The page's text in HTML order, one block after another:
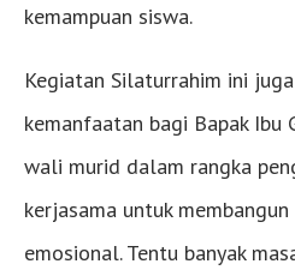
kemampuan siswa.
Kegiatan Silaturrahim ini
kemanfaatan bagi Bapak Ibu
wali murid dalam rangka
kerjasama untuk
emosional. Tentu banyak